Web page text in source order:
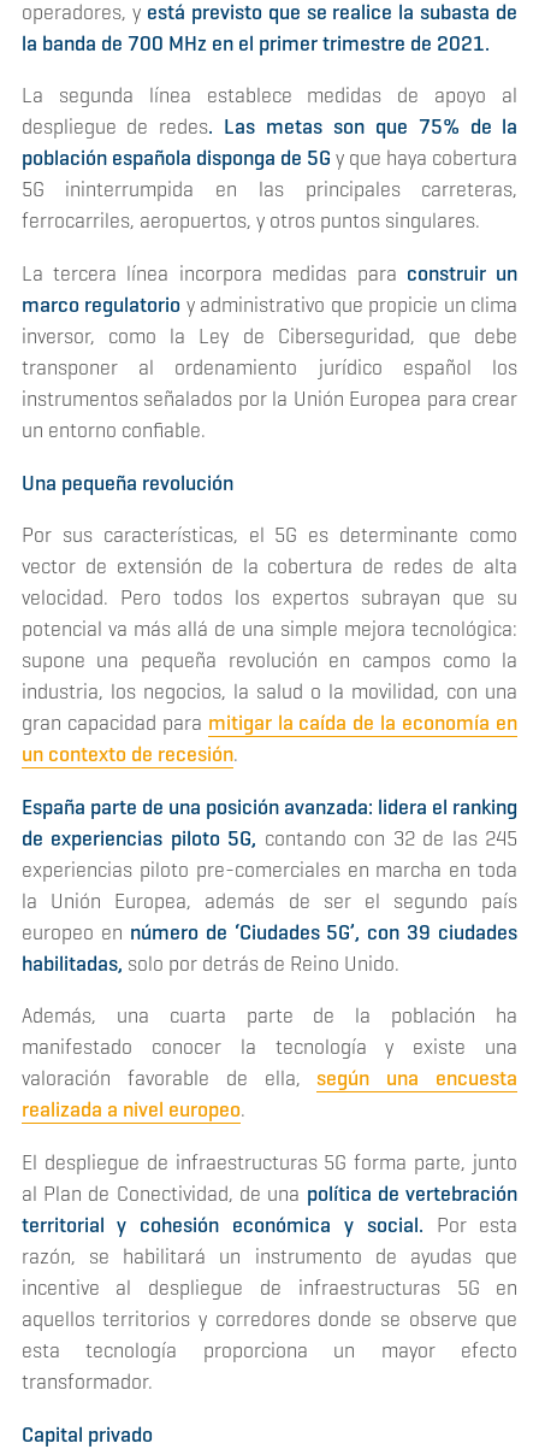
operadores, y está previsto que se realice la subasta de
la banda de 700 MHz en el primer trimestre de 2021.
La segunda línea establece medidas de apoyo al
despliegue de redes. Las metas son que 75% de la
población española disponga de 5G y que haya cobertura
5G ininterrumpida en las principales carreteras,
ferrocarriles, aeropuertos, y otros puntos singulares.
La tercera línea incorpora medidas para construir un
marco regulatorio y administrativo que propicie un clima
inversor, como la Ley de Ciberseguridad, que debe
transponer al ordenamiento jurídico español los
instrumentos señalados por la Unión Europea para crear
un entorno confiable.
Una pequeña revolución
Por sus características, el 5G es determinante como
vector de extensión de la cobertura de redes de alta
velocidad. Pero todos los expertos subrayan que su
potencial va más allá de una simple mejora tecnológica:
supone una pequeña revolución en campos como la
industria, los negocios, la salud o la movilidad, con una
gran capacidad para mitigar la caída de la economía en
un contexto de recesión.
España parte de una posición avanzada: lidera el ranking
de experiencias piloto 5G, contando con 32 de las 245
experiencias piloto pre-comerciales en marcha en toda
la Unión Europea, además de ser el segundo país
europeo en número de ‘Ciudades 5G’, con 39 ciudades
habilitadas, solo por detrás de Reino Unido.
Además, una cuarta parte de la población ha
manifestado conocer la tecnología y existe una
valoración favorable de ella,según una encuesta
realizada a nivel europeo.
El despliegue de infraestructuras 5G forma parte, junto
al Plan de Conectividad, de una política de vertebración
territorial y cohesión económica y social. Por esta
razón, se habilitará un instrumento de ayudas que
incentive al despliegue de infraestructuras 5G en
aquellos territorios y corredores donde se observe que
esta tecnología proporciona un mayor efecto
transformador.
Capital privado